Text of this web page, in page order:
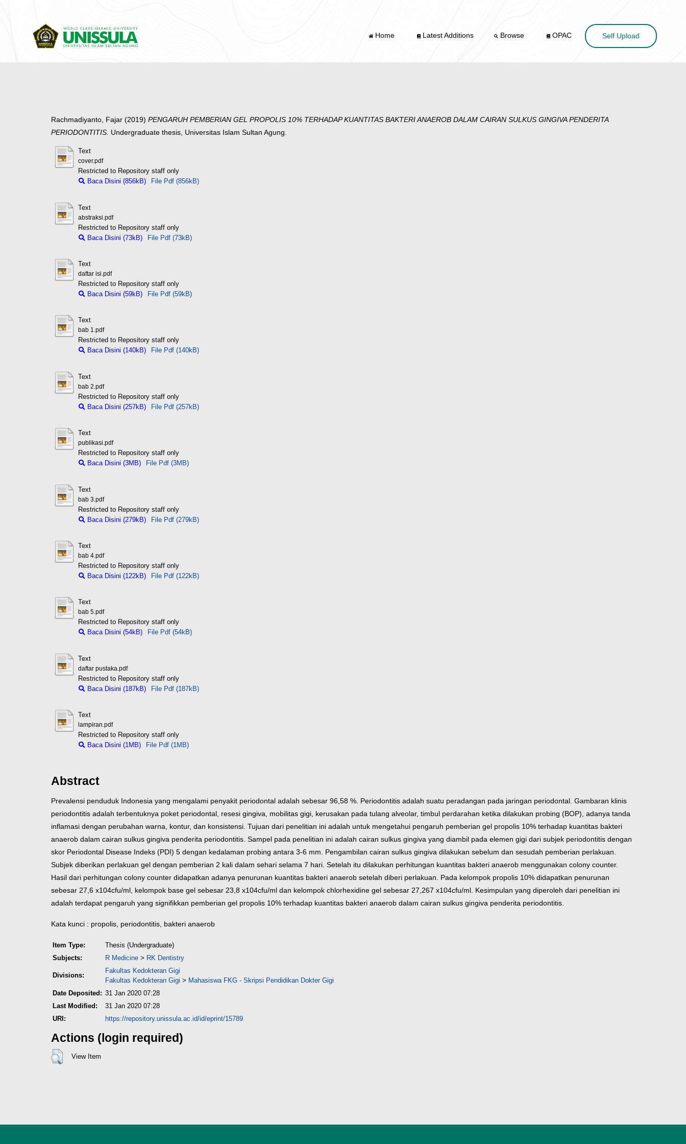
Home Latest Additions Browse OPAC Self Upload
Rachmadiyanto, Fajar (2019) PENGARUH PEMBERIAN GEL PROPOLIS 10% TERHADAP KUANTITAS BAKTERI ANAEROB DALAM CAIRAN SULKUS GINGIVA PENDERITA
PERIODONTITIS. Undergraduate thesis, Universitas Islam Sultan Agung.
Text
cover.pdf
Restricted to Repository staff only
Baca Disini (856kB)
File Pdf (856kB)
Text
abstraksi.pdf
Restricted to Repository staff only
Baca Disini (73kB)
File Pdf (73kB)
Text
daftar isi.pdf
Restricted to Repository staff only
Baca Disini (59kB)
File Pdf (59kB)
Text
bab 1.pdf
Restricted to Repository staff only
Baca Disini (140kB)
File Pdf (140kB)
Text
bab 2.pdf
Restricted to Repository staff only
Baca Disini (257kB)
File Pdf (257kB)
Text
publikasi.pdf
Restricted to Repository staff only
Baca Disini (3MB)
File Pdf (3MB)
Text
bab 3.pdf
Restricted to Repository staff only
Baca Disini (279kB)
File Pdf (279kB)
Text
bab 4.pdf
Restricted to Repository staff only
Baca Disini (122kB)
File Pdf (122kB)
Text
bab 5.pdf
Restricted to Repository staff only
Baca Disini (54kB)
File Pdf (54kB)
Text
daftar pustaka.pdf
Restricted to Repository staff only
Baca Disini (187kB)
File Pdf (187kB)
Text
lampiran.pdf
Restricted to Repository staff only
Baca Disini (1MB)
File Pdf (1MB)
Abstract
Prevalensi penduduk Indonesia yang mengalami penyakit periodontal adalah sebesar 96,58 %. Periodontitis adalah suatu peradangan pada jaringan periodontal. Gambaran klinis
periodontitis adalah terbentuknya poket periodontal, resesi gingiva, mobilitas gigi, kerusakan pada tulang alveolar, timbul perdarahan ketika dilakukan probing (BOP), adanya tanda
inflamasi dengan perubahan warna, kontur, dan konsistensi. Tujuan dari penelitian ini adalah untuk mengetahui pengaruh pemberian gel propolis 10% terhadap kuantitas bakteri
anaerob dalam cairan sulkus gingiva penderita periodontitis. Sampel pada penelitian ini adalah cairan sulkus gingiva yang diambil pada elemen gigi dari subjek periodontitis dengan
skor Periodontal Disease Indeks (PDI) 5 dengan kedalaman probing antara 3-6 mm. Pengambilan cairan sulkus gingiva dilakukan sebelum dan sesudah pemberian perlakuan.
Subjek diberikan perlakuan gel dengan pemberian 2 kali dalam sehari selama 7 hari. Setelah itu dilakukan perhitungan kuantitas bakteri anaerob menggunakan colony counter.
Hasil dari perhitungan colony counter didapatkan adanya penurunan kuantitas bakteri anaerob setelah diberi perlakuan. Pada kelompok propolis 10% didapatkan penurunan
sebesar 27,6 x104cfu/ml, kelompok base gel sebesar 23,8 x104cfu/ml dan kelompok chlorhexidine gel sebesar 27,267 x104cfu/ml. Kesimpulan yang diperoleh dari penelitian ini
adalah terdapat pengaruh yang signifikkan pemberian gel propolis 10% terhadap kuantitas bakteri anaerob dalam cairan sulkus gingiva penderita periodontitis.
Kata kunci : propolis, periodontitis, bakteri anaerob
Item Type:
Thesis (Undergraduate)
Subjects:
R Medicine > RK Dentistry
Divisions:
Fakultas Kedokteran Gigi
Fakultas Kedokteran Gigi > Mahasiswa FKG - Skripsi Pendidikan Dokter Gigi
Date Deposited: 31 Jan 2020 07:28
Last Modified:
31 Jan 2020 07:28
URI:
https://repository.unissula.ac.id/id/eprint/15789
Actions (login required)
View Item